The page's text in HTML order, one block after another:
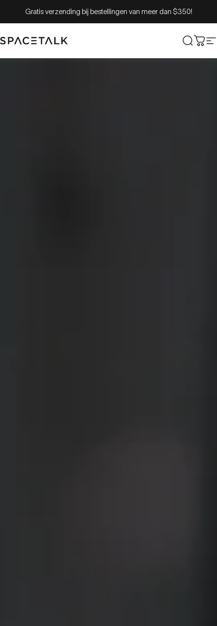
Gratis verzending bij bestellingen van meer dan $350!
Spacetalk Zoek